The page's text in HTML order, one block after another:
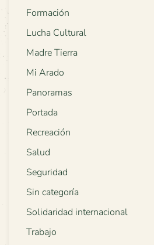
Formación
Lucha Cultural
Madre Tierra
Mi Arado
Panoramas
Portada
Recreación
Salud
Seguridad
Sin categoría
Solidaridad internacional
Trabajo